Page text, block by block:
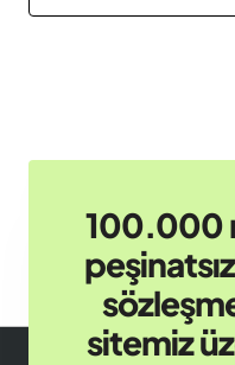
100.000
sitemiz